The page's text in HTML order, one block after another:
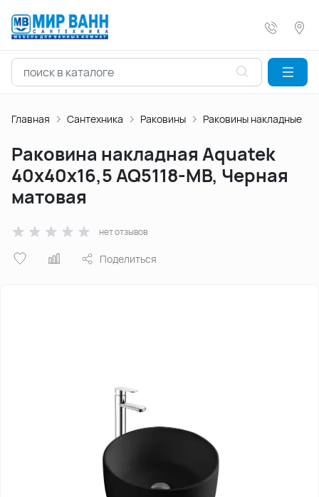
Главная Сантехника Раковины Раковины накладные
Раковина накладная Aquatek
40х40х16,5 AQ5118-MB, Черная
матовая
нет отзывов
Поделиться